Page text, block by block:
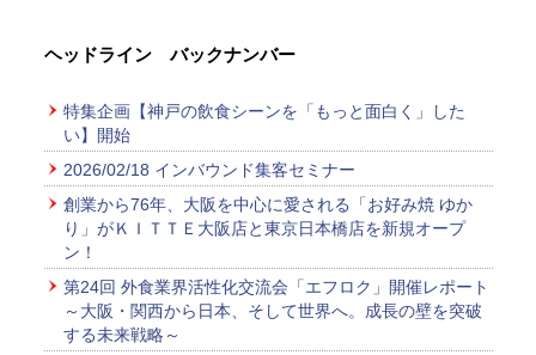
ヘッドライン バックナンバー
特集企画【神戸の飲食シーンを「もっと面白く」した
い】開始
2026/02/18 インバウンド集客セミナー
創業から76年、大阪を中心に愛される「お好み焼 ゆか
り」がＫＩＴＴＥ大阪店と東京日本橋店を新規オープ
ン！
第24回 外食業界活性化交流会「エフロク」開催レポート
～大阪・関西から日本、そして世界へ。成長の壁を突破
する未来戦略～